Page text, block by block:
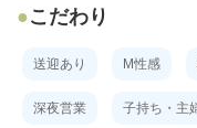
こだわり
送迎あり M性感
深夜営業 子持ち・主